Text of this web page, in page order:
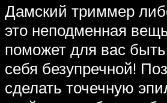
Дамский триммер
это неподменная
поможет для вас
себя безупречной!
сделать точечную